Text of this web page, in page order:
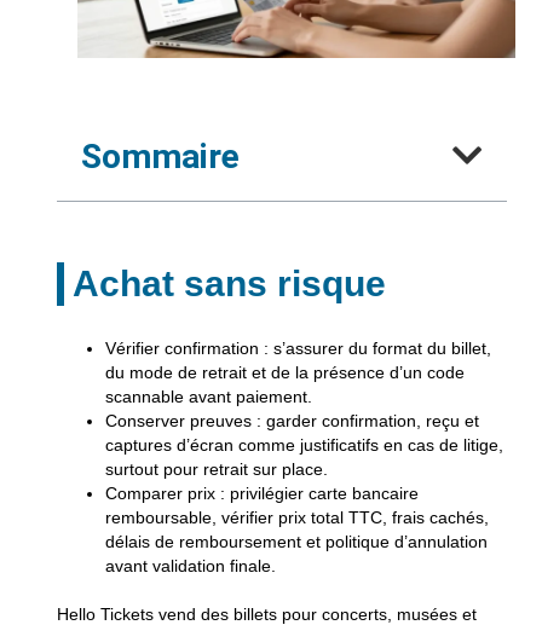
Sommaire
Achat sans risque
Vérifier confirmation : s’assurer du format du billet,
du mode de retrait et de la présence d’un code
scannable avant paiement.
Conserver preuves: garder confirmation, reçu et
captures d’écran comme justificatifs en cas de litige,
surtout pour retrait sur place.
Comparer prix: privilégier carte bancaire
remboursable, vérifier prix total TTC, frais cachés,
délais de remboursement et politique d’annulation
avant validation finale.
Hello Tickets vend des billets pour concerts, musées et